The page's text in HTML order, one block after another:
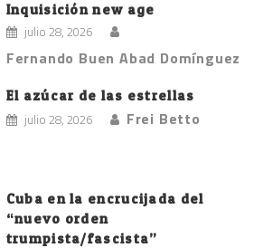
Inquisición new age
julio 28, 2026
Fernando Buen Abad Domínguez
El azúcar de las estrellas
julio 28, 2026 Frei Betto
Cuba en la encrucijada del
“nuevo orden
trumpista/fascista”